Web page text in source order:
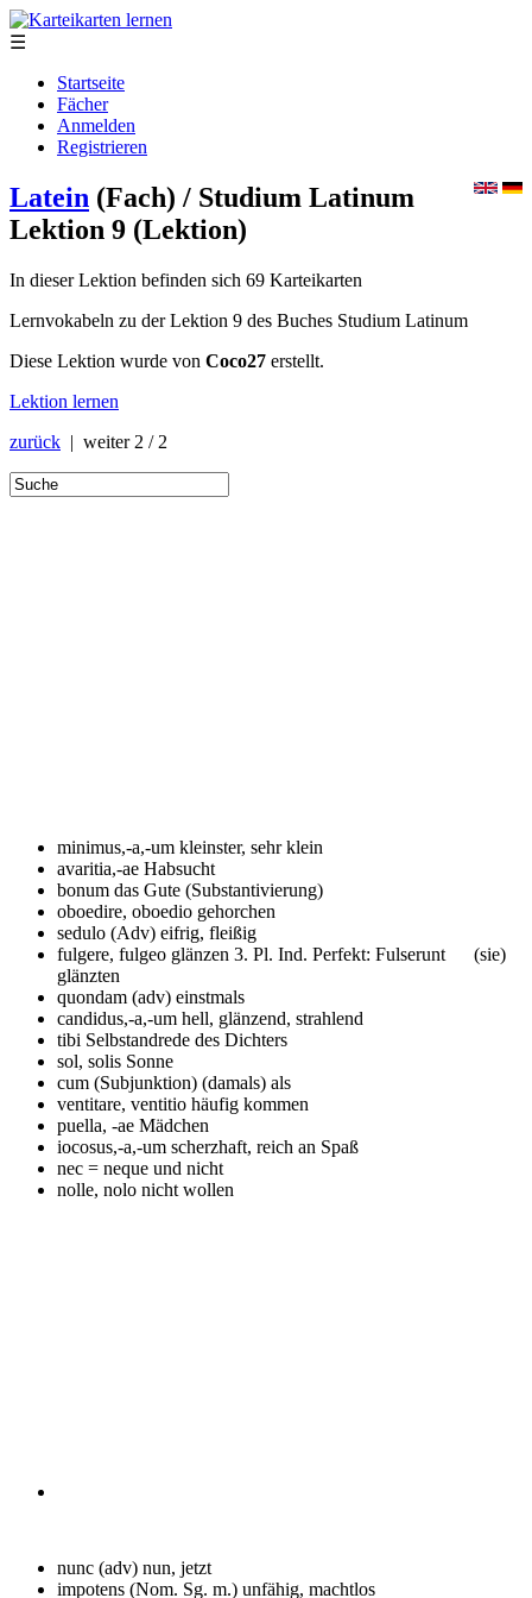
☰
Startseite
Fächer
Anmelden
Registrieren
Latein (Fach) / Studium Latinum
Lektion 9 (Lektion)
In dieser Lektion befinden sich 69 Karteikarten
Lernvokabeln zu der Lektion 9 des Buches Studium Latinum
Diese Lektion wurde von Coco27 erstellt.
Lektion lernen
zurück | weiter 2 / 2
minimus,-a,-um kleinster, sehr klein
avaritia,-ae Habsucht
bonum das Gute (Substantivierung)
oboedire, oboedio gehorchen
sedulo (Adv) eifrig, fleißig
fulgere, fulgeo glänzen 3. Pl. Ind. Perfekt: Fulserunt (sie)
glänzten
quondam (adv) einstmals
candidus,-a,-um hell, glänzend, strahlend
tibi Selbstandrede des Dichters
sol, solis Sonne
cum (Subjunktion) (damals) als
ventitare, ventitio häufig kommen
puella, -ae Mädchen
iocosus,-a,-um scherzhaft, reich an Spaß
nec = neque und nicht
nolle, nolo nicht wollen
nunc (adv) nun, jetzt
impotens (Nom. Sg. m.) unfähig, machtlos